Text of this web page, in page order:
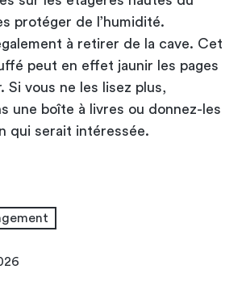
protéger de l’humidité.
à retirer de la cave. Cet
peut en effet jaunir les pages
Si vous ne les lisez plus,
une boîte à livres ou donnez-les
qui serait intéressée.